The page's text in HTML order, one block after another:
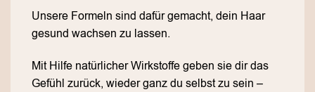
Unsere Formeln sind dafür gemacht, dein Haar
gesund wachsen zu lassen.
Mit Hilfe natürlicher Wirkstoffe geben sie dir das
Gefühl zurück, wieder ganz du selbst zu sein –